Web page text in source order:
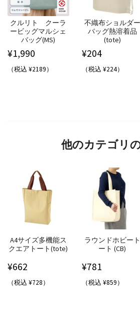
クルリト クーラ
ービッグマルシェ
バッグ(MS)
¥1,990
（税込 ¥2189）
不織布ショルダー
バッグ熱溶着品
(tote)
¥204
（税込 ¥224）
他のカテゴリ
A4サイズ多機能ス
クエアトート(tote)
¥662
（税込 ¥728）
ラウンドホビート
ート (CB)
¥781
（税込 ¥859）